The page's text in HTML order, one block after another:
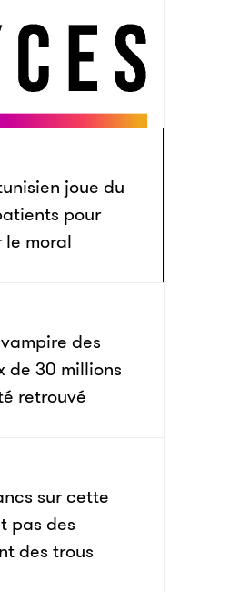
joue du
pour
le moral
des
de 30 millions
retrouvé
sur cette
pas des
des trous